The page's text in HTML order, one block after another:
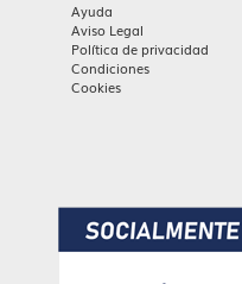
Ayuda
Aviso Legal
Política de privacidad
Condiciones
Cookies